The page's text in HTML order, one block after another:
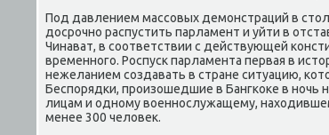
Под давлением массовых демонстраций в
досрочно распустить парламент и уйти в
Чинават, в соответствии с действующей
временного. Роспуск парламента первая в
нежеланием создавать в стране ситуацию,
Беспорядки, произошедшие в Бангкоке в ночь
лицам и одному военнослужащему,
менее 300 человек.